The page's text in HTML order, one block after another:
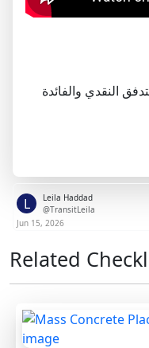
النقدي والفائدة
L
Leila Haddad
@TransitLeila
Jun 15, 2026
Related